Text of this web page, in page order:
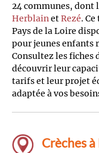
24 communes, dont
HerblainetRezé.
Pays de la Loire
pour jeunes enfants
Consultez les fiches
découvrir leur
tarifs et leur projet
adaptée à vos
Crèches